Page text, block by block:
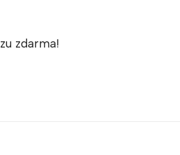
zdarma!